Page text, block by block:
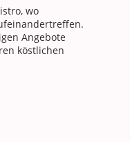
wo
Angebote
köstlichen